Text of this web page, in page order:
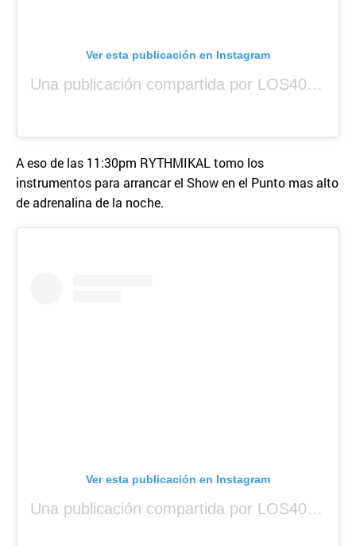
Ver esta publicación en Instagram
Una publicación compartida por LOS40 Panamá (@los40panama)
A eso de las 11:30pm RYTHMIKAL tomo los
instrumentos para arrancar el Show en el Punto mas alto
de adrenalina de la noche.
Ver esta publicación en Instagram
Una publicación compartida por LOS40 Panamá (@los40panama)